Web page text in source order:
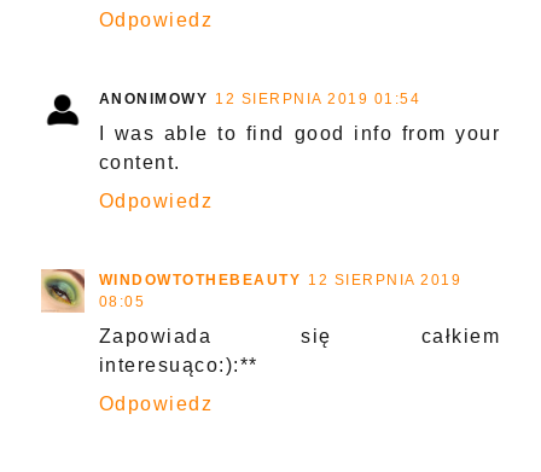
Odpowiedz
ANONIMOWY 12 SIERPNIA 2019 01:54
I was able to find good info from your
content.
Odpowiedz
WINDOWTOTHEBEAUTY 12 SIERPNIA 2019
08:05
Zapowiada się całkiem
interesuąco:):**
Odpowiedz